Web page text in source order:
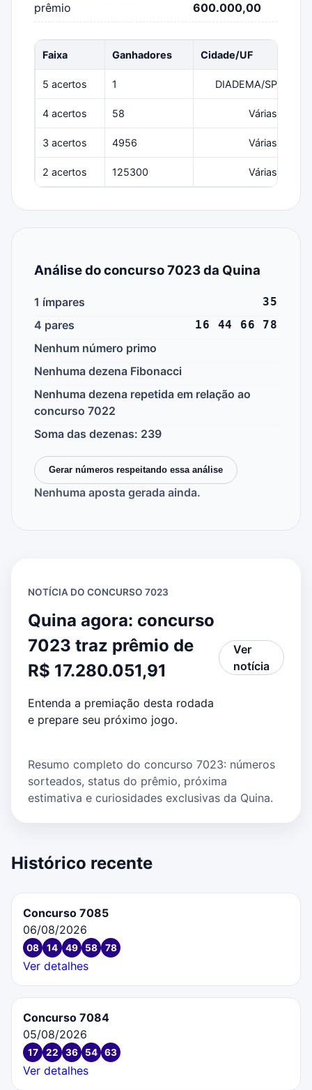
prêmio
600.000,00
Faixa Ganhadores Cidade/UF
5 acertos 1 DIADEMA/SP
4 acertos 58 Várias
3 acertos 4956 Várias
2 acertos 125300 Várias
Análise do concurso 7023 da Quina
1 ímpares 35
4 pares 16 44 66 78
Nenhum número primo
Nenhuma dezena Fibonacci
Nenhuma dezena repetida em relação ao
concurso 7022
Soma das dezenas: 239
Gerar números respeitando essa análise
Nenhuma aposta gerada ainda.
NOTÍCIA DO CONCURSO 7023
Quina agora: concurso
7023 traz prêmio de
R$ 17.280.051,91
Entenda a premiação desta rodada
e prepare seu próximo jogo.
Ver
notícia
Resumo completo do concurso 7023: números
sorteados, status do prêmio, próxima
estimativa e curiosidades exclusivas da Quina.
Histórico recente
Concurso 7085
06/08/2026
08 14 49 58 78
Ver detalhes
Concurso 7084
05/08/2026
17 22 36 54 63
Ver detalhes